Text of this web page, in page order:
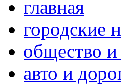
главная
городские
общество
авто и